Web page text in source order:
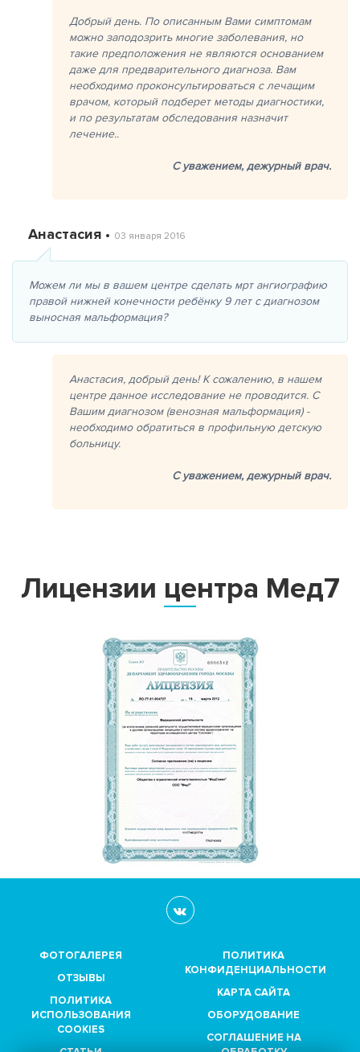
Добрый день. По описанным Вами симптомам
можно заподозрить многие заболевания, но
такие предположения не являются основанием
даже для предварительного диагноза. Вам
необходимо проконсультироваться с лечащим
врачом, который подберет методы диагностики,
и по результатам обследования назначит
лечение..
С уважением, дежурный врач.
Анастасия • 03 января 2016
Можем ли мы в вашем центре сделать мрт ангиографию
правой нижней конечности ребёнку 9 лет с диагнозом
выносная мальформация?
Анастасия, добрый день! К сожалению, в нашем
центре данное исследование не проводится. С
Вашим диагнозом (венозная мальформация) -
необходимо обратиться в профильную детскую
больницу.
С уважением, дежурный врач.
Лицензии центра Мед7
ФОТОГАЛЕРЕЯ
ОТЗЫВЫ
ПОЛИТИКА
ИСПОЛЬЗОВАНИЯ
COOKIES
ПОЛИТИКА
КОНФИДЕНЦИАЛЬНОСТИ
КАРТА САЙТА
ОБОРУДОВАНИЕ
СОГЛАШЕНИЕ НА